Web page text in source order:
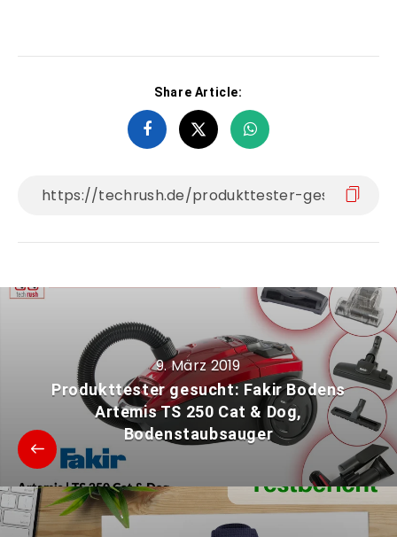
Share Article:
9. März 2019
Produkttester gesucht: Fakir Bodens
Artemis TS 250 Cat & Dog,
Bodenstaubsauger